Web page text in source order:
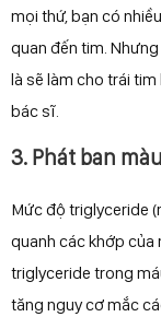
mọi thứ, bạn có
quan đến tim.
là sẽ làm cho trái
bác sĩ.
3. Phát ban
Mức độ triglyceride
quanh các khớp của
triglyceride trong
tăng nguy cơ mắc